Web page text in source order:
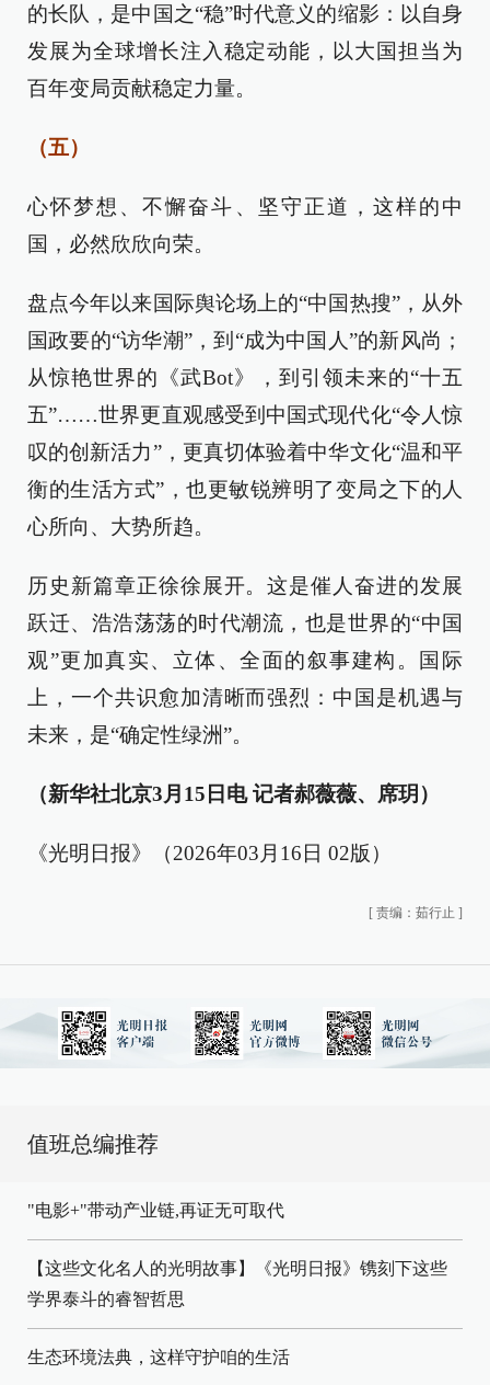
的长队，是中国之“稳”时代意义的缩影：以自身
发展为全球增长注入稳定动能，以大国担当为
百年变局贡献稳定力量。
（五）
心怀梦想、不懈奋斗、坚守正道，这样的中
国，必然欣欣向荣。
盘点今年以来国际舆论场上的“中国热搜”，从外
国政要的“访华潮”，到“成为中国人”的新风尚；
从惊艳世界的《武Bot》，到引领未来的“十五
五”……世界更直观感受到中国式现代化“令人惊
叹的创新活力”，更真切体验着中华文化“温和平
衡的生活方式”，也更敏锐辨明了变局之下的人
心所向、大势所趋。
历史新篇章正徐徐展开。这是催人奋进的发展
跃迁、浩浩荡荡的时代潮流，也是世界的“中国
观”更加真实、立体、全面的叙事建构。国际
上，一个共识愈加清晰而强烈：中国是机遇与
未来，是“确定性绿洲”。
（新华社北京3月15日电 记者郝薇薇、席玥）
《光明日报》（2026年03月16日 02版）
[ 责编：茹行止 ]
值班总编推荐
"电影+"带动产业链,再证无可取代
【这些文化名人的光明故事】《光明日报》镌刻下这些
学界泰斗的睿智哲思
生态环境法典，这样守护咱的生活